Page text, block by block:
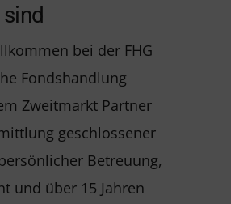
bei der FHG
Fondshandlung
Zweitmarkt Partner
geschlossener
Betreuung,
und über 15 Jahren